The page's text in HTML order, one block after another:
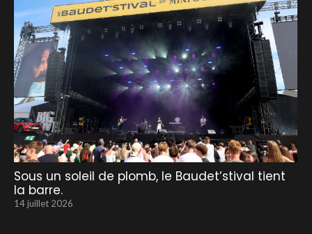
Sous un soleil de plomb, le Baudet’stival tient
la barre.
14 juillet 2026